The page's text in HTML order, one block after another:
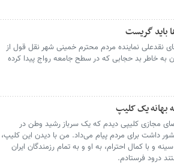
باید گریست
نقدعلی نماینده مردم محترم خمینی شهر نقل قول از
به خاطر بد حجابی که در سطح جامعه رواج پیدا کرده
بهانه یک کلیپ
مجازی کلیپی دیدم که یک سرباز رشید وطن در
داشت برای مردم پیام می‌داد. من با دیدن این کلیپ،
و با کمال احترام، به او و به تمام رزمندگان ایران
درود فرستادم.